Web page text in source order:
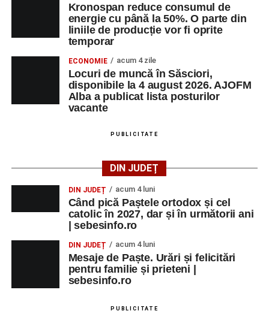
Kronospan reduce consumul de
energie cu până la 50%. O parte din
liniile de producție vor fi oprite
temporar
ECONOMIE acum 4 zile
Locuri de muncă în Săsciori,
disponibile la 4 august 2026. AJOFM
Alba a publicat lista posturilor
vacante
PUBLICITATE
DIN JUDEȚ
DIN JUDEȚ acum 4 luni
Când pică Paștele ortodox și cel
catolic în 2027, dar și în următorii ani
| sebesinfo.ro
DIN JUDEȚ acum 4 luni
Mesaje de Paște. Urări și felicitări
pentru familie și prieteni |
sebesinfo.ro
PUBLICITATE